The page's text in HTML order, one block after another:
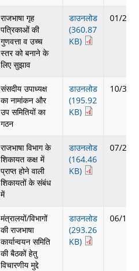
राजभाषा गृह
पत्रिकाओं की
गुणवत्ता व उच्च
स्तर को बनाने के
लिए सुझाव
डाउनलोड
(360.87
KB)
01/21/
संसदीय उपाध्यक्ष
का नामांकन और
उप समितियों का
गठन
डाउनलोड
(195.92
KB)
10/30/
राजभाषा विभाग के
शिकायत कक्ष में
प्राप्त होने वाली
शिकायतों के संबंध
में
डाउनलोड
(164.46
KB)
07/22/
मंत्रालयों/विभागों
की राजभाषा
कार्यान्वयन समिति
की बैठकों हेतु
विचारणीय मुद्दे
डाउनलोड
(293.26
KB)
06/10/